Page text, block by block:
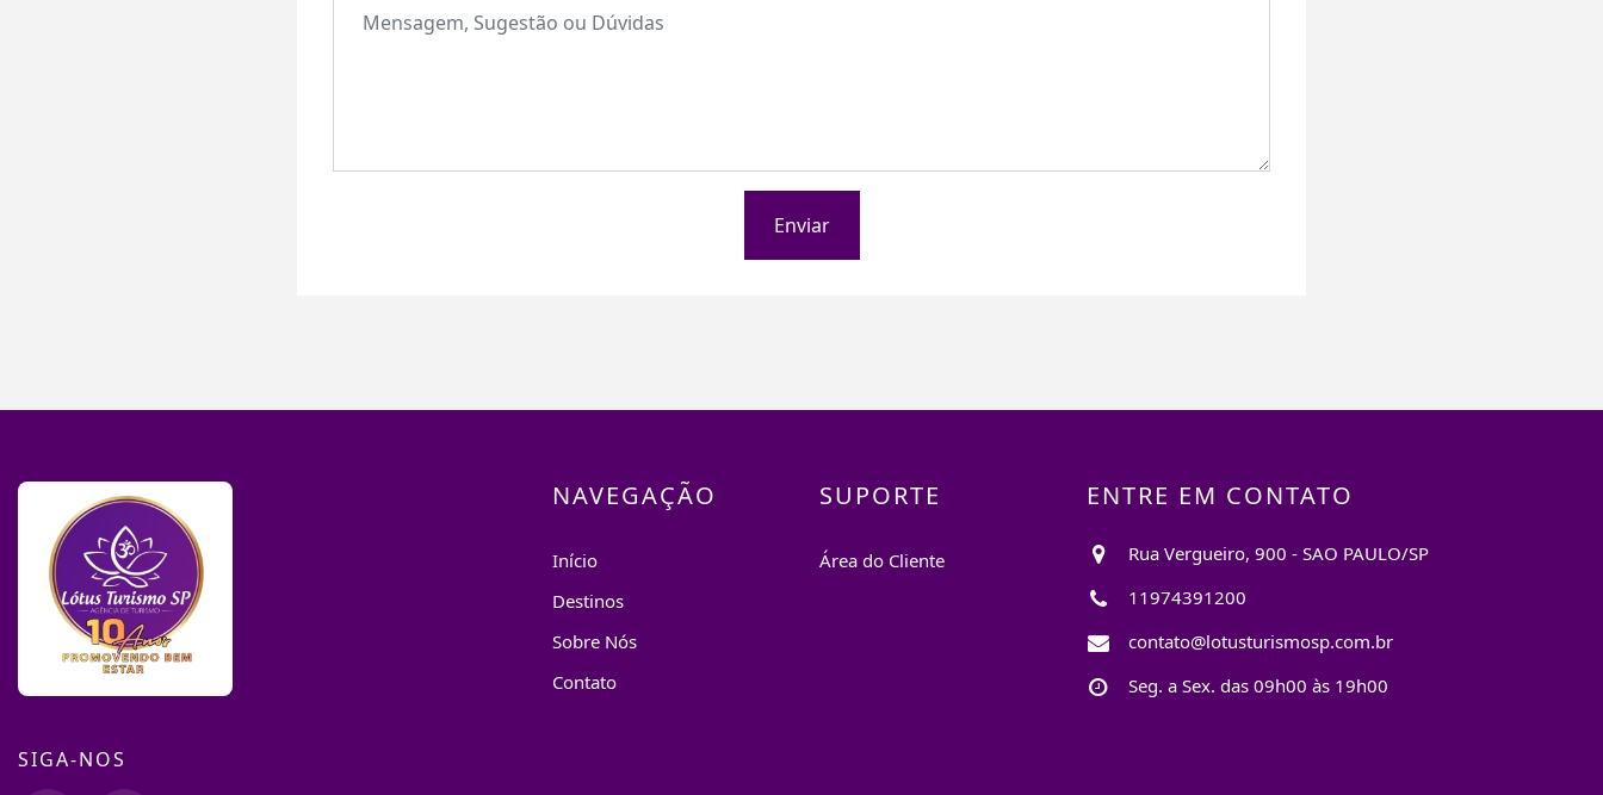
Enviar
SIGA-NOS
NAVEGAÇÃO
Início
Destinos
Sobre Nós
Contato
SUPORTE
Área do Cliente
ENTRE EM CONTATO
Rua Vergueiro, 900 - SAO PAULO/SP
11974391200
contato@lotusturismosp.com.br
Seg. a Sex. das 09h00 às 19h00